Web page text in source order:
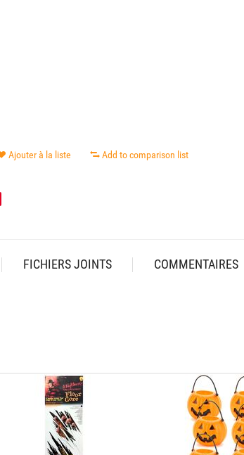
Ajouter à la liste Add to comparison list
FICHIERS JOINTS COMMENTAIRES